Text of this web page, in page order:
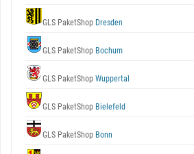
GLS PaketShop Dresden
GLS PaketShop Bochum
GLS PaketShop Wuppertal
GLS PaketShop Bielefeld
GLS PaketShop Bonn